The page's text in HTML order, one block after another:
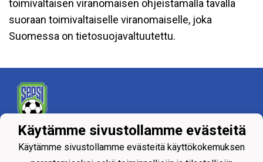
toimivaltaisen viranomaisen ohjeistamalla tavalla
suoraan toimivaltaiselle viranomaiselle, joka
Suomessa on tietosuojavaltuutettu.
Tietosuojaseloste
Käytämme sivustollamme evästeitä
Käytämme sivustollamme evästeitä käyttökokemuksen